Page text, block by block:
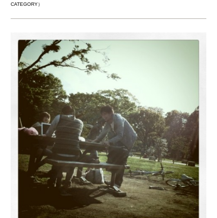
CATEGORY）